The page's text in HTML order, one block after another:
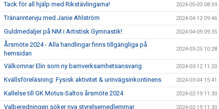
Tack för all hjälp med Rikstävlingarna! 2024-05-03 08:59
Tränarintervju med Janie Ahlström 2024-04-12 09:46
Guldmedaljer på NM i Artistisk Gymnastik! 2024-04-09 09:35
Årsmöte 2024 - Alla handlingar finns tillgängliga på
hemsidan
2024-03-25 10:28
Välkomnar Elin som ny barnverksamhetsansvarig 2024-03-12 11:20
Kvällsföreläsning: Fysisk aktivitet & urinvägsinkontinens 2024-03-04 15:41
Kallelse till GK Motus-Saltos årsmöte 2024 2024-02-19 11:30
Valberedningen söker nya styrelsemedlemmar 2024-02-19 11:30